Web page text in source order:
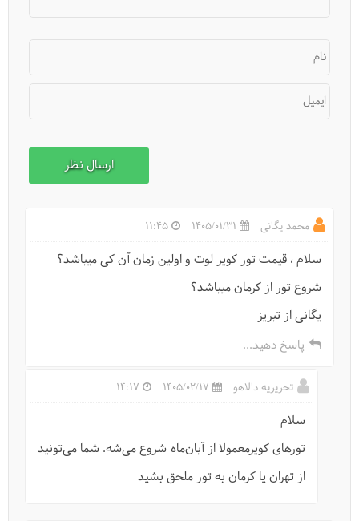
24 میراث ثبت جهانی ایران در یونسکو
نام
ایمیل
محمد یگانی 1405/01/31
11:45
سلام ، قیمت تور کویر لوت و اولین زمان آن کی میباشد؟
شروع تور از کرمان میباشد؟
یگانی از تبریز
پاسخ دهید...
تحریریه دالاهو 1405/02/17
14:17
سلام
تورهای کویرمعمولا از آبان‌ماه شروع می‌شه. شما می‌تونید
از تهران یا کرمان به تور ملحق بشید